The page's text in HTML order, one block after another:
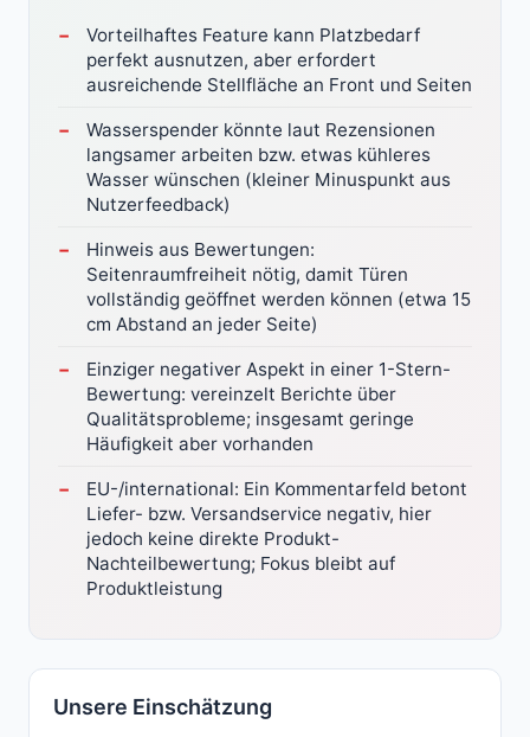
Vorteilhaftes Feature kann Platzbedarf
perfekt ausnutzen, aber erfordert
ausreichende Stellfläche an Front und Seiten
Wasserspender könnte laut Rezensionen
langsamer arbeiten bzw. etwas kühleres
Wasser wünschen (kleiner Minuspunkt aus
Nutzerfeedback)
Hinweis aus Bewertungen:
Seitenraumfreiheit nötig, damit Türen
vollständig geöffnet werden können (etwa 15
cm Abstand an jeder Seite)
Einziger negativer Aspekt in einer 1-Stern-
Bewertung: vereinzelt Berichte über
Qualitätsprobleme; insgesamt geringe
Häufigkeit aber vorhanden
EU-/international: Ein Kommentarfeld betont
Liefer- bzw. Versandservice negativ, hier
jedoch keine direkte Produkt-
Nachteilbewertung; Fokus bleibt auf
Produktleistung
Unsere Einschätzung